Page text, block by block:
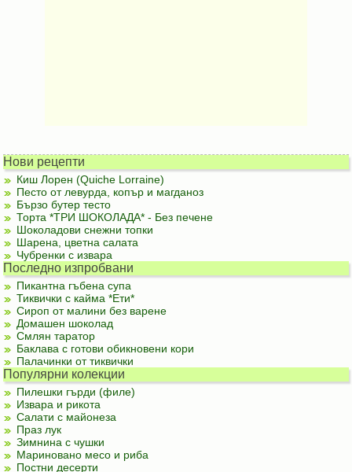
Нови рецепти
Киш Лорен (Quiche Lorraine)
Песто от левурда, копър и магданоз
Бързо бутер тесто
Торта *ТРИ ШОКОЛАДА* - Без печене
Шоколадови снежни топки
Шарена, цветна салата
Чубренки с извара
Последно изпробвани
Пикантна гъбена супа
Тиквички с кайма *Ети*
Сироп от малини без варене
Домашен шоколад
Смлян таратор
Баклава с готови обикновени кори
Палачинки от тиквички
Популярни колекции
Пилешки гърди (филе)
Извара и рикота
Салати с майонеза
Праз лук
Зимнина с чушки
Мариновано месо и риба
Постни десерти